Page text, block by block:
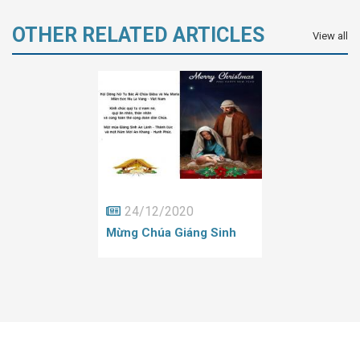
OTHER RELATED ARTICLES View all
24/12/2020
Mừng Chúa Giáng Sinh